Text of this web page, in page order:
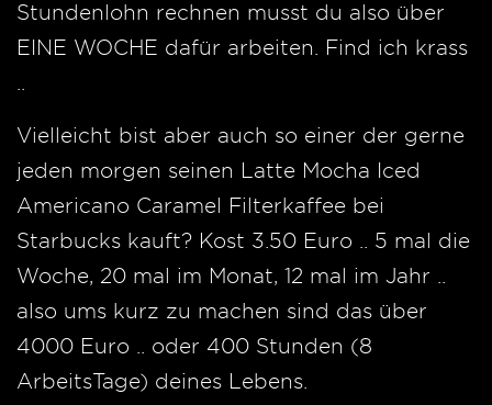
Stundenlohn rechnen musst du also über
EINE WOCHE dafür arbeiten. Find ich krass
Vielleicht bist aber auch so einer der gerne
jeden morgen seinen Latte Mocha Iced
Americano Caramel Filterkaffee bei
Starbucks kauft? Kost 3.50 Euro .. 5 mal die
Woche, 20 mal im Monat, 12 mal im Jahr ..
also ums kurz zu machen sind das über
4000 Euro .. oder 400 Stunden (8
ArbeitsTage) deines Lebens.